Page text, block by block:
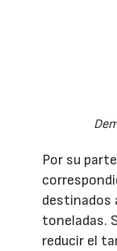
Por su
destinados
toneladas.
reducir el